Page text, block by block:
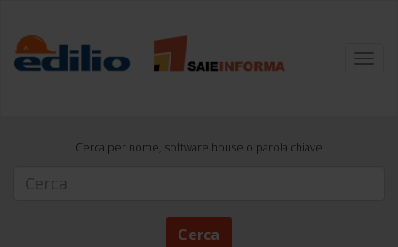
Cerca per nome, software house o parola chiave
Cerca